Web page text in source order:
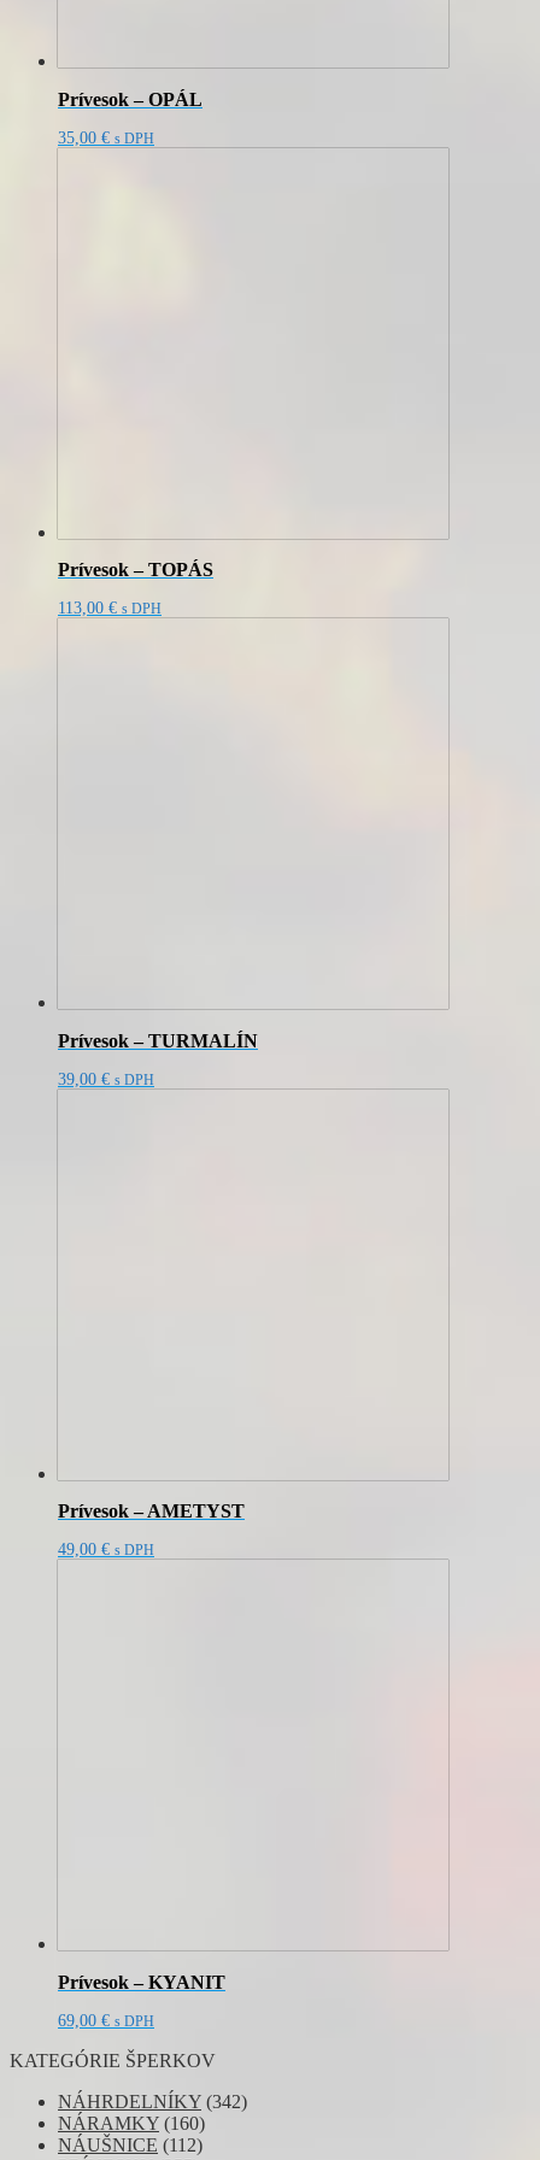
Prívesok – OPÁL
35,00 € s DPH
Prívesok – TOPÁS
113,00 € s DPH
Prívesok – TURMALÍN
39,00 € s DPH
Prívesok – AMETYST
49,00 € s DPH
Prívesok – KYANIT
69,00 € s DPH
KATEGÓRIE ŠPERKOV
NÁHRDELNÍKY (342)
NÁRAMKY (160)
NÁUŠNICE (112)